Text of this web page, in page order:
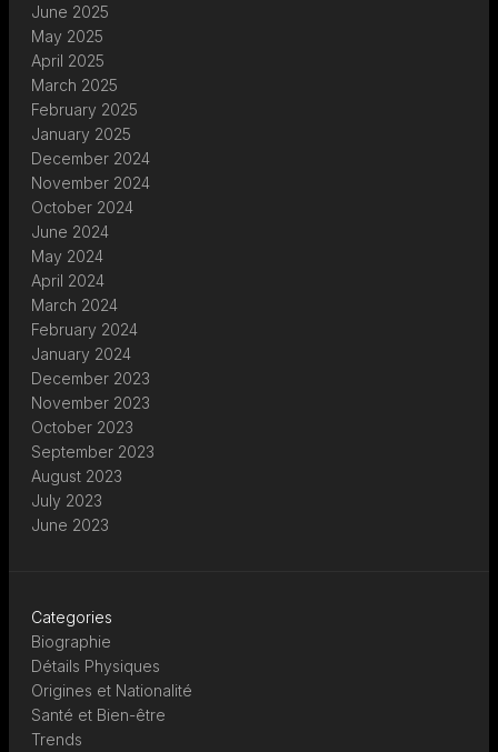
June 2025
May 2025
April 2025
March 2025
February 2025
January 2025
December 2024
November 2024
October 2024
June 2024
May 2024
April 2024
March 2024
February 2024
January 2024
December 2023
November 2023
October 2023
September 2023
August 2023
July 2023
June 2023
Categories
Biographie
Détails Physiques
Origines et Nationalité
Santé et Bien-être
Trends